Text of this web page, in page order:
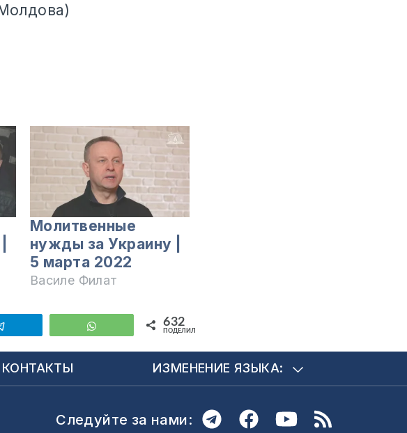
Молитвенные
нужды за Украину |
5 марта 2022
Василе Филат
WhatsApp 632
ПОДЕЛИЛИСЬ
КОНТАКТЫ ИЗМЕНЕНИЕ ЯЗЫКА:
Следуйте за нами: